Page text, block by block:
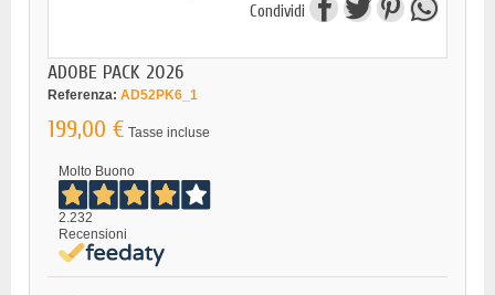
Condividi
ADOBE PACK 2026
Referenza: AD52PK6_1
199,00 € Tasse incluse
Molto Buono
2.232
Recensioni